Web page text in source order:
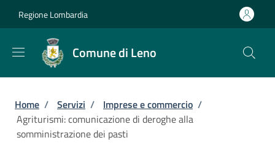
Regione Lombardia
Comune di Leno
Briciole di pane
Home / Servizi / Imprese e commercio /
Agriturismi: comunicazione di deroghe alla
somministrazione dei pasti